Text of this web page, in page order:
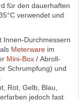
für den dauerhaften
verwendet und
Innen-Durchmessern
Meterware im
Mini-Box / Abroll-
Schrumpfung) und
Rot, Gelb, Blau,
jedoch fast